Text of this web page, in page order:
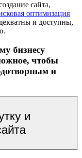
сайта,
оптимизация
и доступны,
бизнесу
чтобы
и
и